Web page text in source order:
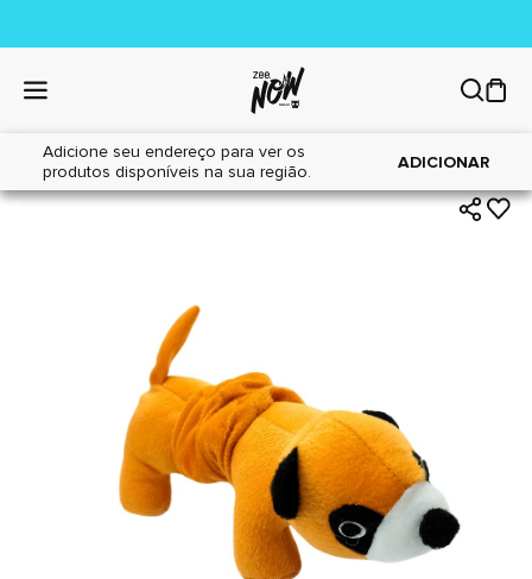
Adicione seu endereço para ver os
produtos disponíveis na sua região.
ADICIONAR
Home|Cães|Brinquedos